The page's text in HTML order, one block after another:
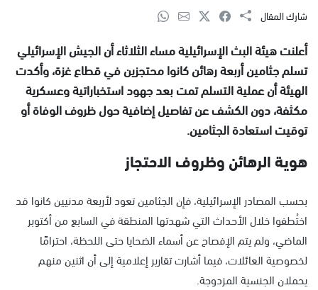
شارك المقال
أعلنت هيئة البث الإسرائيلية مساء الثلاثاء أن الجيش الإسرائيلي
تسلم جثامين أربعة رهائن كانوا محتجزين في قطاع غزة، وأكدت
الهيئة أن عملية التسلم تمت بعد جهود استخباراتية وعسكرية
مكثفة، دون الكشف عن تفاصيل إضافية حول ظروف الوفاة أو
توقيت استعادة الجثامين.
هوية الرهائن وظروف الاحتجاز
بحسب المصادر الإسرائيلية، فإن الجثامين تعود لأربعة مدنيين كانوا قد
اختُطفوا خلال الأحداث التي شهدتها المنطقة في السابع من أكتوبر
الماضي، ولم يتم الإفصاح عن أسماء الضحايا حتى اللحظة، احترامًا
لخصوصية العائلات، فيما أشارت تقارير إعلامية إلى أن اثنين منهم
يحملان الجنسية المزدوجة.